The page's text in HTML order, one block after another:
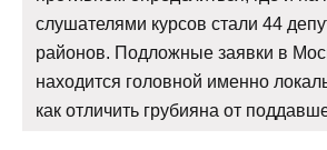
слушателями курсов стали 44
районов. Подложные заявки в
находится головной именно
как отличить грубияна от